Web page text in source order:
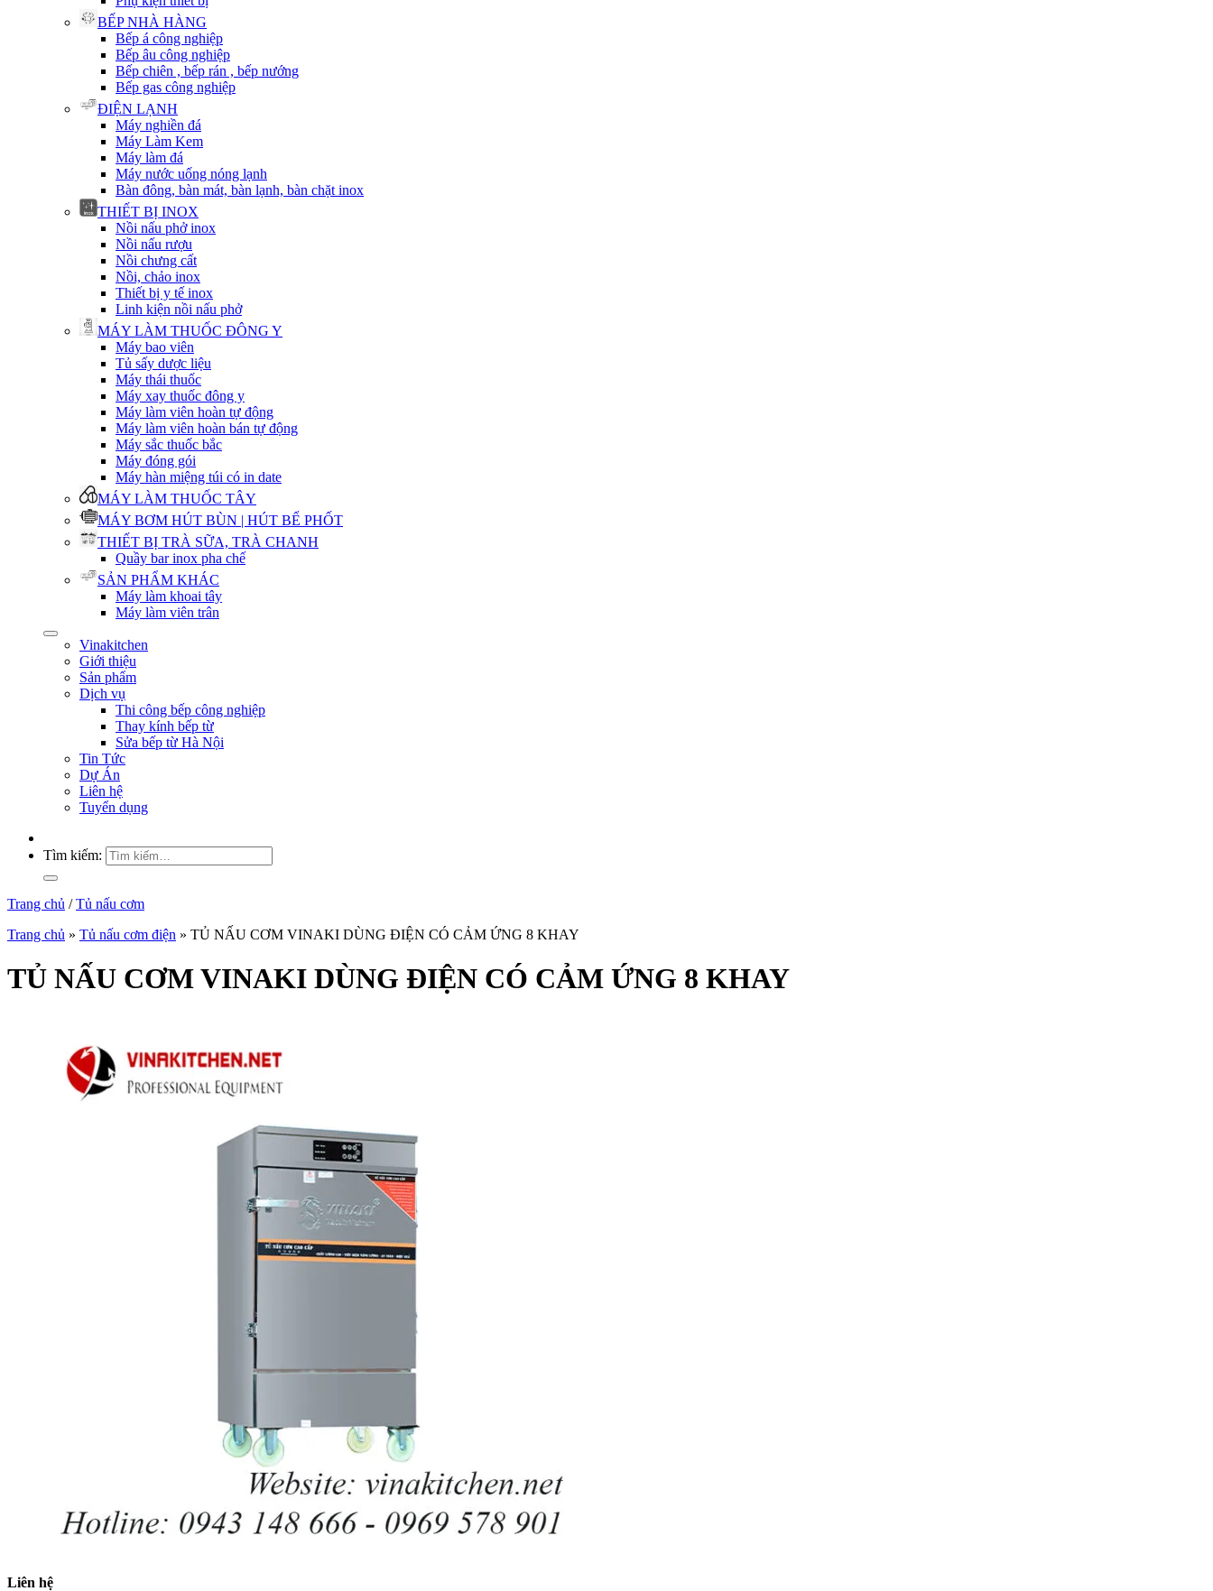
BẾP NHÀ HÀNG
Bếp á công nghiệp
Bếp âu công nghiệp
Bếp chiên , bếp rán , bếp nướng
Bếp gas công nghiệp
ĐIỆN LẠNH
Máy nghiền đá
Máy Làm Kem
Máy làm đá
Máy nước uống nóng lạnh
Bàn đông, bàn mát, bàn lạnh, bàn chặt inox
THIẾT BỊ INOX
Nồi nấu phở inox
Nồi nấu rượu
Nồi chưng cất
Nồi, chảo inox
Thiết bị y tế inox
Linh kiện nồi nấu phở
MÁY LÀM THUỐC ĐÔNG Y
Máy bao viên
Tủ sấy dược liệu
Máy thái thuốc
Máy xay thuốc đông y
Máy làm viên hoàn tự động
Máy làm viên hoàn bán tự động
Máy sắc thuốc bắc
Máy đóng gói
Máy hàn miệng túi có in date
MÁY LÀM THUỐC TÂY
MÁY BƠM HÚT BÙN | HÚT BỂ PHỐT
THIẾT BỊ TRÀ SỮA, TRÀ CHANH
Quầy bar inox pha chế
SẢN PHẨM KHÁC
Máy làm khoai tây
Máy làm viên trân
Vinakitchen
Giới thiệu
Sản phẩm
Dịch vụ
Thi công bếp công nghiệp
Thay kính bếp từ
Sửa bếp từ Hà Nội
Tin Tức
Dự Án
Liên hệ
Tuyển dụng
Tìm kiếm:
Trang chủ / Tủ nấu cơm
Trang chủ » Tủ nấu cơm điện » TỦ NẤU CƠM VINAKI DÙNG ĐIỆN CÓ CẢM ỨNG 8 KHAY
TỦ NẤU CƠM VINAKI DÙNG ĐIỆN CÓ CẢM ỨNG 8 KHAY
Liên hệ